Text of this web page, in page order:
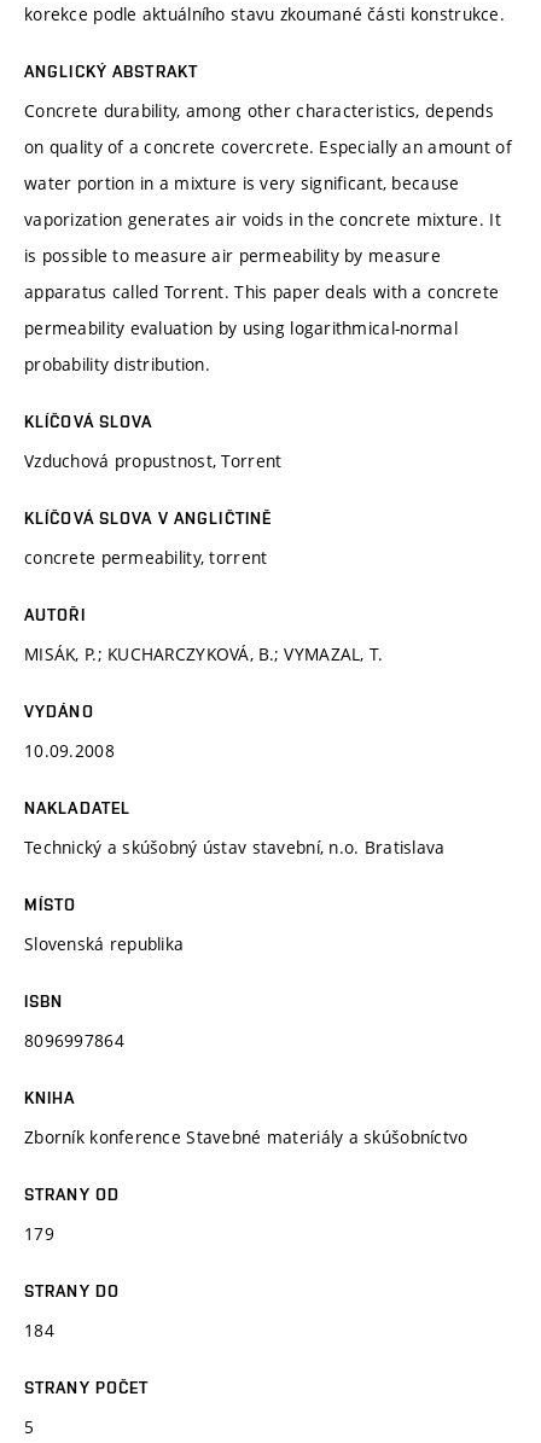
korekce podle aktuálního stavu zkoumané části konstrukce.
ANGLICKÝ ABSTRAKT
Concrete durability, among other characteristics, depends
on quality of a concrete covercrete. Especially an amount of
water portion in a mixture is very significant, because
vaporization generates air voids in the concrete mixture. It
is possible to measure air permeability by measure
apparatus called Torrent. This paper deals with a concrete
permeability evaluation by using logarithmical-normal
probability distribution.
KLÍČOVÁ SLOVA
Vzduchová propustnost, Torrent
KLÍČOVÁ SLOVA V ANGLIČTINĚ
concrete permeability, torrent
AUTOŘI
MISÁK, P.; KUCHARCZYKOVÁ, B.; VYMAZAL, T.
VYDÁNO
10.09.2008
NAKLADATEL
Technický a skúšobný ústav stavební, n.o. Bratislava
MÍSTO
Slovenská republika
ISBN
8096997864
KNIHA
Zborník konference Stavebné materiály a skúšobníctvo
STRANY OD
179
STRANY DO
184
STRANY POČET
5